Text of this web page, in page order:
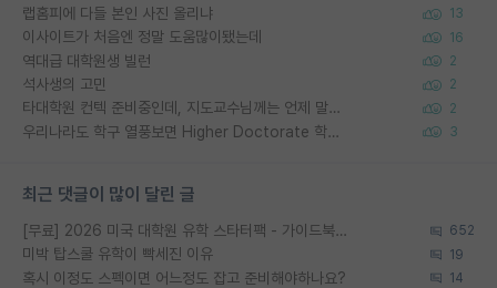
랩홈피에 다들 본인 사진 올리냐 13
이사이트가 처음엔 정말 도움많이됐는데 16
역대급 대학원생 빌런 2
석사생의 고민 2
타대학원 컨텍 준비중인데, 지도교수님께는 언제 말씀드려야 할까요? 2
우리나라도 학구 열풍보면 Higher Doctorate 학위가 필요하다고 봅니다. 3
최근 댓글이 많이 달린 글
[무료] 2026 미국 대학원 유학 스타터팩 - 가이드북 & 합격자 컨택메일 템플릿 652
미박 탑스쿨 유학이 빡세진 이유 19
혹시 이정도 스펙이면 어느정도 잡고 준비해야하나요? 14